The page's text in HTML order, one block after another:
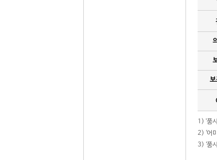
보
1) '품
2) ‘어
3) ‘품